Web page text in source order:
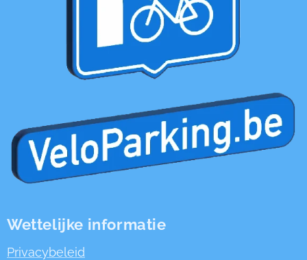
Wettelijke informatie
Privacybeleid